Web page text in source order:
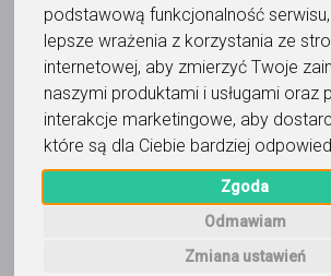
podstawową funkcjonalność serwisu,
lepsze wrażenia z korzystania ze
internetowej, aby zmierzyć Twoje
naszymi produktami i usługami oraz
interakcje marketingowe, aby
które są dla Ciebie bardziej
Zgoda
Odmawiam
Zmiana ustawień
Do ulubionych
Oznacz wystąpienie kontaktu
Kamil Zwierzyński